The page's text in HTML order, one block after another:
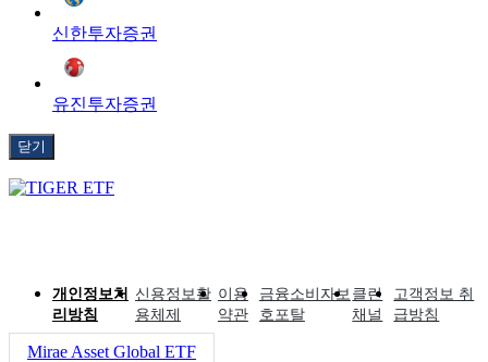
신한투자증권
유진투자증권
닫기
개인정보처
리방침
신용정보활
용체제
이용
약관
금융소비자보
호포탈
클린
채널
고객정보 취
급방침
Mirae Asset Global ETF